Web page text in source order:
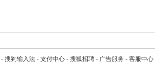
- 搜狗输入法 - 支付中心 - 搜狐招聘 - 广告服务 - 客服中心